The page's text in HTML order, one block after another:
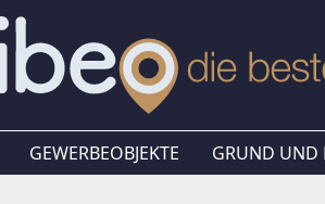
GEWERBEOBJEKTE GRUND UND